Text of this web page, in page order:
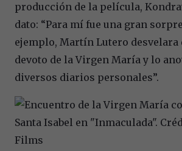
producción de la película,
dato: “Para mí fue una gran
ejemplo, Martín Lutero desvelara
devoto de la Virgen María y lo
diversos diarios personales”.